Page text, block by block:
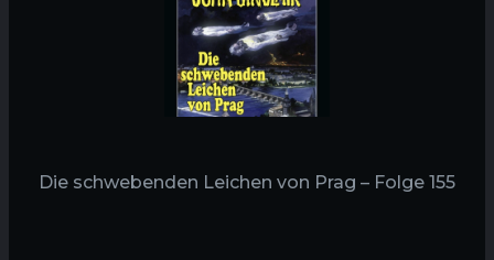
Die schwebenden Leichen von Prag – Folge 155